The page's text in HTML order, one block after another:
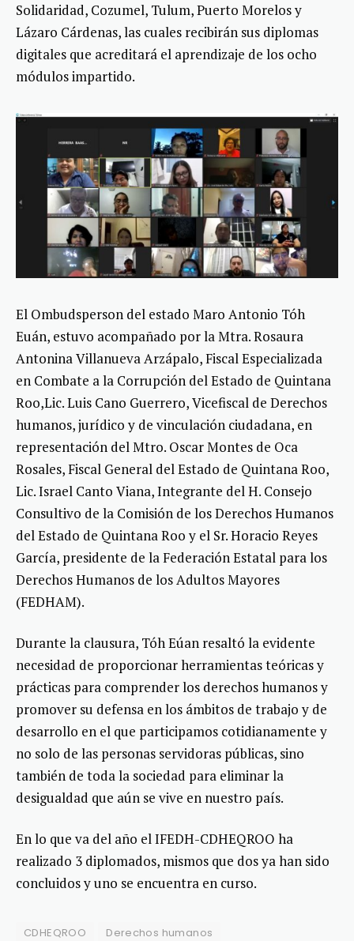
Solidaridad, Cozumel, Tulum, Puerto Morelos y
Lázaro Cárdenas, las cuales recibirán sus diplomas
digitales que acreditará el aprendizaje de los ocho
módulos impartido.
El Ombudsperson del estado Maro Antonio Tóh
Euán, estuvo acompañado por la Mtra. Rosaura
Antonina Villanueva Arzápalo, Fiscal Especializada
en Combate a la Corrupción del Estado de Quintana
Roo,Lic. Luis Cano Guerrero, Vicefiscal de Derechos
humanos, jurídico y de vinculación ciudadana, en
representación del Mtro. Oscar Montes de Oca
Rosales, Fiscal General del Estado de Quintana Roo,
Lic. Israel Canto Viana, Integrante del H. Consejo
Consultivo de la Comisión de los Derechos Humanos
del Estado de Quintana Roo y el Sr. Horacio Reyes
García, presidente de la Federación Estatal para los
Derechos Humanos de los Adultos Mayores
(FEDHAM).
Durante la clausura, Tóh Eúan resaltó la evidente
necesidad de proporcionar herramientas teóricas y
prácticas para comprender los derechos humanos y
promover su defensa en los ámbitos de trabajo y de
desarrollo en el que participamos cotidianamente y
no solo de las personas servidoras públicas, sino
también de toda la sociedad para eliminar la
desigualdad que aún se vive en nuestro país.
En lo que va del año el IFEDH-CDHEQROO ha
realizado 3 diplomados, mismos que dos ya han sido
concluidos y uno se encuentra en curso.
CDHEQROO Derechos humanos